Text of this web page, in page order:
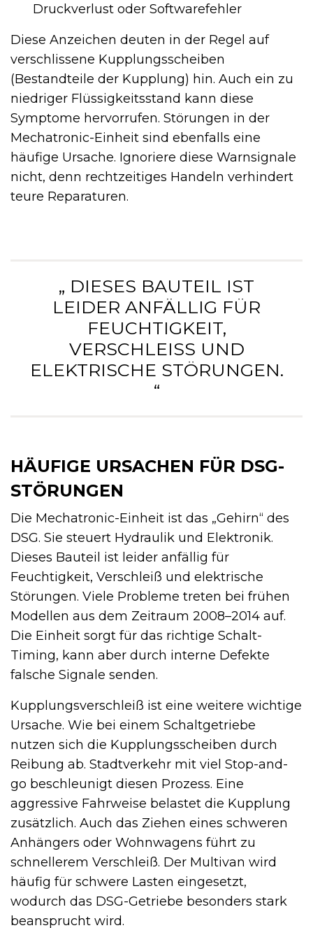
Druckverlust oder Softwarefehler
Diese Anzeichen deuten in der Regel auf
verschlissene Kupplungsscheiben
(Bestandteile der Kupplung) hin. Auch ein zu
niedriger Flüssigkeitsstand kann diese
Symptome hervorrufen. Störungen in der
Mechatronic-Einheit sind ebenfalls eine
häufige Ursache. Ignoriere diese Warnsignale
nicht, denn rechtzeitiges Handeln verhindert
teure Reparaturen.
„ DIESES BAUTEIL IST
LEIDER ANFÄLLIG FÜR
FEUCHTIGKEIT,
VERSCHLEISS UND E
LEKTRISCHE STÖRUNGEN. “
HÄUFIGE URSACHEN FÜR DSG-
STÖRUNGEN
Die Mechatronic-Einheit ist das „Gehirn“ des
DSG. Sie steuert Hydraulik und Elektronik.
Dieses Bauteil ist leider anfällig für
Feuchtigkeit, Verschleiß und elektrische
Störungen. Viele Probleme treten bei frühen
Modellen aus dem Zeitraum 2008–2014 auf.
Die Einheit sorgt für das richtige Schalt-
Timing, kann aber durch interne Defekte
falsche Signale senden.
Kupplungsverschleiß ist eine weitere wichtige
Ursache. Wie bei einem Schaltgetriebe
nutzen sich die Kupplungsscheiben durch
Reibung ab. Stadtverkehr mit viel Stop-and-
go beschleunigt diesen Prozess. Eine
aggressive Fahrweise belastet die Kupplung
zusätzlich. Auch das Ziehen eines schweren
Anhängers oder Wohnwagens führt zu
schnellerem Verschleiß. Der Multivan wird
häufig für schwere Lasten eingesetzt,
wodurch das DSG-Getriebe besonders stark
beansprucht wird.